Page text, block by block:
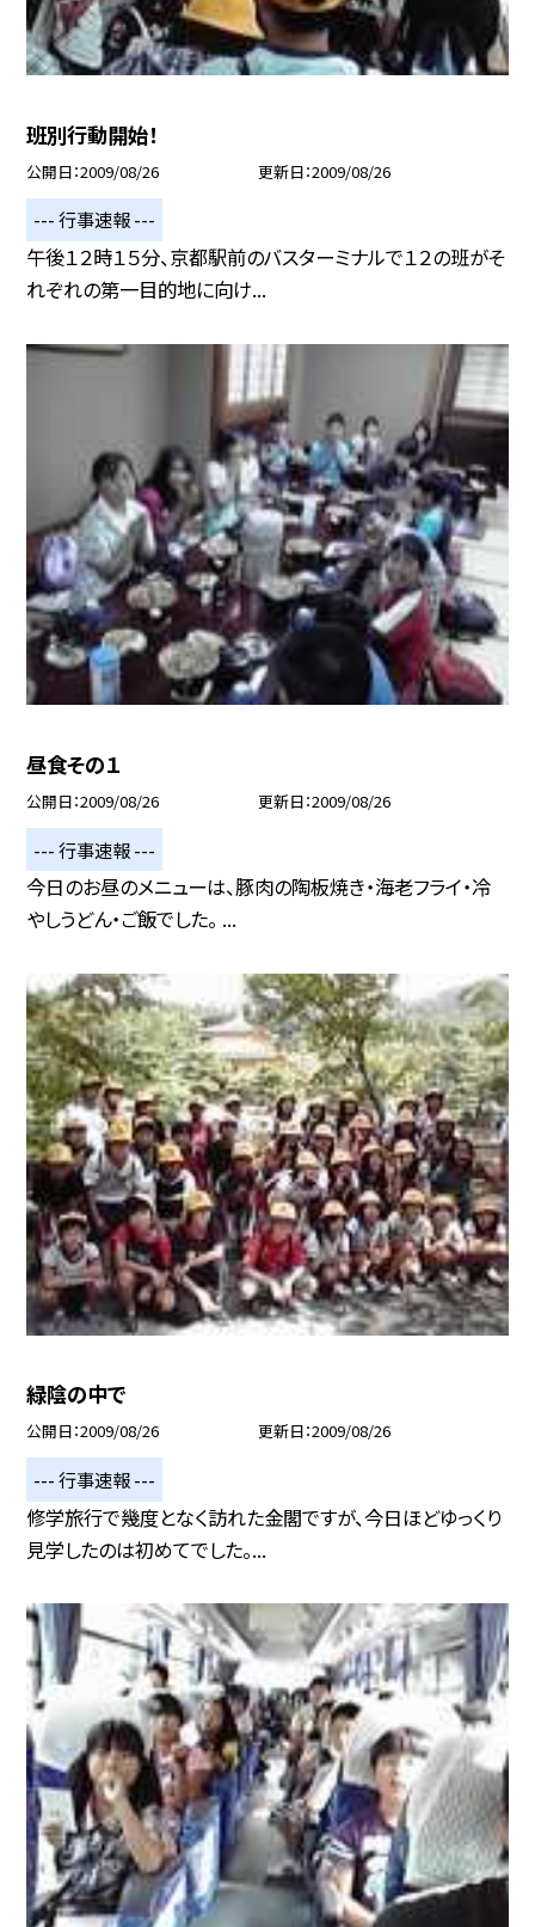
班別行動開始！
公開日 2009/08/26 更新日 2009/08/26
--- 行事速報 ---
午後１２時１５分、京都駅前のバスターミナルで１２の班がそ
れぞれの第一目的地に向け...
昼食その１
公開日 2009/08/26 更新日 2009/08/26
--- 行事速報 ---
今日のお昼のメニューは、豚肉の陶板焼き・海老フライ・冷
やしうどん・ご飯でした。 ...
緑陰の中で
公開日 2009/08/26 更新日 2009/08/26
--- 行事速報 ---
修学旅行で幾度となく訪れた金閣ですが、今日ほどゆっくり
見学したのは初めてでした。...